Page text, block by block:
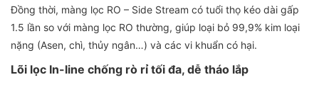
Đồng thời, màng lọc RO – Side Stream có tuổi thọ kéo dài gấp
1.5 lần so với màng lọc RO thường, giúp loại bỏ 99,9% kim loại
nặng (Asen, chì, thủy ngân…) và các vi khuẩn có hại.
Lõi lọc In-line chống rò rỉ tối đa, dễ tháo lắp